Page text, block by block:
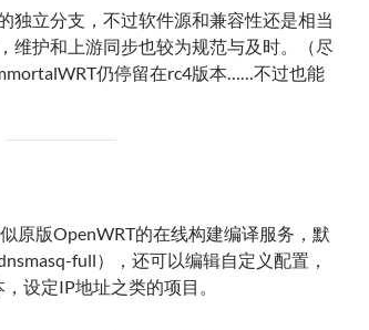
独立分支，不过软件源和兼容性还是相当
维护和上游同步也较为规范与及时。（尽
仍停留在rc4版本……不过也能
原版OpenWRT的在线构建编译服务，默
full），还可以编辑自定义配置，
设定IP地址之类的项目。